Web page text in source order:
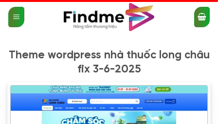
qua
nội
Theme wordpress nhà thuốc long châu
fix 3-6-2025